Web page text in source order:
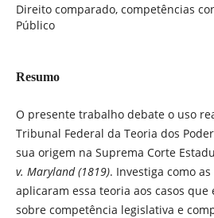
Direito comparado, competências
Público
Resumo
O presente trabalho debate o uso
Tribunal Federal da Teoria dos
sua origem na Suprema Corte
v. Maryland (1819). Investiga como
aplicaram essa teoria aos casos que
sobre competência legislativa e